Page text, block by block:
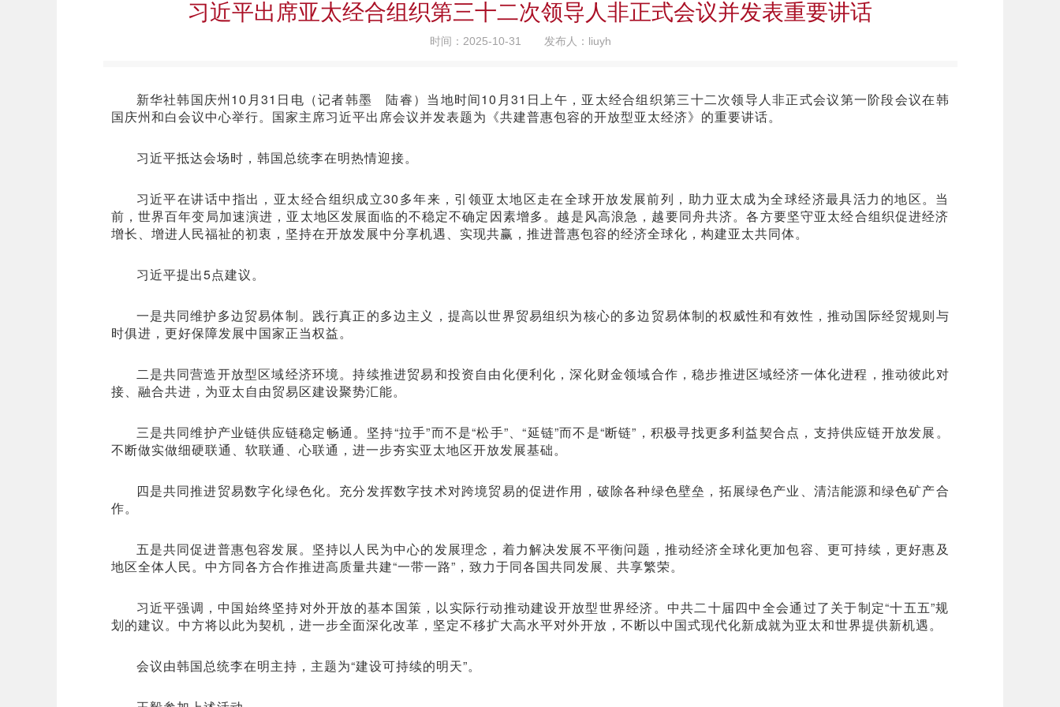
习近平出席亚太经合组织第三十二次领导人非正式会议并发表重要讲话
时间：2025-10-31 发布人：liuyh
新华社韩国庆州10月31日电（记者韩墨 陆睿）当地时间10月31日上午，亚太经合组织第三十二次领导人非正式会议第一阶段会议在韩
国庆州和白会议中心举行。国家主席习近平出席会议并发表题为《共建普惠包容的开放型亚太经济》的重要讲话。
习近平抵达会场时，韩国总统李在明热情迎接。
习近平在讲话中指出，亚太经合组织成立30多年来，引领亚太地区走在全球开放发展前列，助力亚太成为全球经济最具活力的地区。当
前，世界百年变局加速演进，亚太地区发展面临的不稳定不确定因素增多。越是风高浪急，越要同舟共济。各方要坚守亚太经合组织促进经济
增长、增进人民福祉的初衷，坚持在开放发展中分享机遇、实现共赢，推进普惠包容的经济全球化，构建亚太共同体。
习近平提出5点建议。
一是共同维护多边贸易体制。践行真正的多边主义，提高以世界贸易组织为核心的多边贸易体制的权威性和有效性，推动国际经贸规则与
时俱进，更好保障发展中国家正当权益。
二是共同营造开放型区域经济环境。持续推进贸易和投资自由化便利化，深化财金领域合作，稳步推进区域经济一体化进程，推动彼此对
接、融合共进，为亚太自由贸易区建设聚势汇能。
三是共同维护产业链供应链稳定畅通。坚持“拉手”而不是“松手”、“延链”而不是“断链”，积极寻找更多利益契合点，支持供应链开放发展。
不断做实做细硬联通、软联通、心联通，进一步夯实亚太地区开放发展基础。
四是共同推进贸易数字化绿色化。充分发挥数字技术对跨境贸易的促进作用，破除各种绿色壁垒，拓展绿色产业、清洁能源和绿色矿产合
作。
五是共同促进普惠包容发展。坚持以人民为中心的发展理念，着力解决发展不平衡问题，推动经济全球化更加包容、更可持续，更好惠及
地区全体人民。中方同各方合作推进高质量共建“一带一路”，致力于同各国共同发展、共享繁荣。
习近平强调，中国始终坚持对外开放的基本国策，以实际行动推动建设开放型世界经济。中共二十届四中全会通过了关于制定“十五五”规
划的建议。中方将以此为契机，进一步全面深化改革，坚定不移扩大高水平对外开放，不断以中国式现代化新成就为亚太和世界提供新机遇。
会议由韩国总统李在明主持，主题为“建设可持续的明天”。